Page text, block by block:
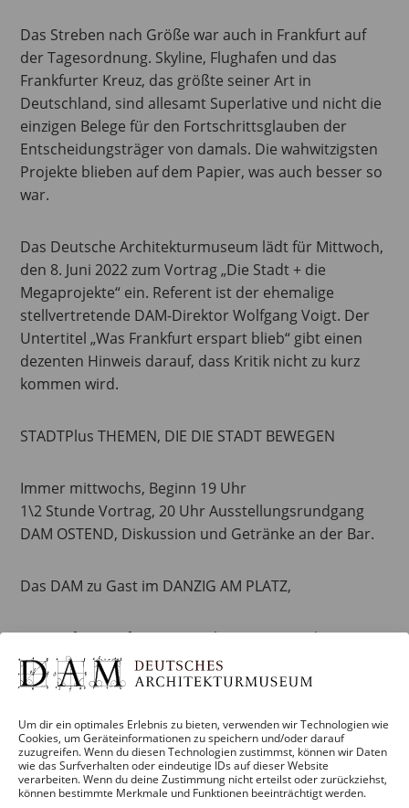
Um dir ein optimales Erlebnis zu bieten, verwenden wir Technologien wie
Cookies, um Geräteinformationen zu speichern und/oder darauf
zuzugreifen. Wenn du diesen Technologien zustimmst, können wir Daten
wie das Surfverhalten oder eindeutige IDs auf dieser Website
verarbeiten. Wenn du deine Zustimmung nicht erteilst oder zurückziehst,
können bestimmte Merkmale und Funktionen beeinträchtigt werden.
Das Streben nach Größe war auch in Frankfurt auf
der Tagesordnung. Skyline, Flughafen und das
Frankfurter Kreuz, das größte seiner Art in
Deutschland, sind allesamt Superlative und nicht die
einzigen Belege für den Fortschrittsglauben der
Entscheidungsträger von damals. Die wahwitzigsten
Projekte blieben auf dem Papier, was auch besser so
war.
Das Deutsche Architekturmuseum lädt für Mittwoch,
den 8. Juni 2022 zum Vortrag „Die Stadt + die
Megaprojekte“ ein. Referent ist der ehemalige
stellvertretende DAM-Direktor Wolfgang Voigt. Der
Untertitel „Was Frankfurt erspart blieb“ gibt einen
dezenten Hinweis darauf, dass Kritik nicht zu kurz
kommen wird.
STADTPlus THEMEN, DIE DIE STADT BEWEGEN
Immer mittwochs, Beginn 19 Uhr
1\2 Stunde Vortrag, 20 Uhr Ausstellungsrundgang
DAM OSTEND, Diskussion und Getränke an der Bar.
Das DAM zu Gast im DANZIG AM PLATZ,
Eintritt frei, wir freuen uns über eine Spende!
Weitere Termine in dieser Reihe:
13. Juli 2022, 19 Uhr
DIE STADT + DER STEHSCHOPPEN
Wo Frankfurt trinkt und redet